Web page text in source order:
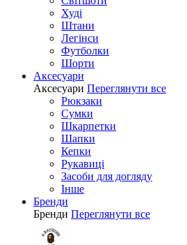
Худі
Штани
Легінси
Футболки
Шорти
Аксесуари
Аксесуари Переглянути все
Рюкзаки
Сумки
Шкарпетки
Шапки
Кепки
Рукавиці
Засоби для догляду
Інше
Бренди
Бренди Переглянути все